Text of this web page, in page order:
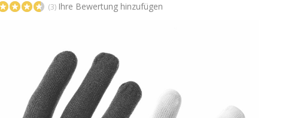
(3) Ihre Bewertung hinzufügen